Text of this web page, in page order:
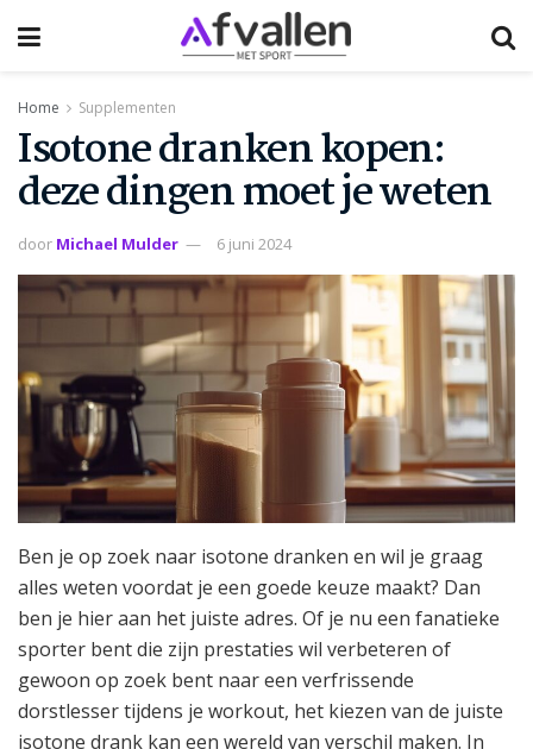
Home Supplementen
Isotone dranken kopen:
deze dingen moet je weten
door Michael Mulder 6 juni 2024
Ben je op zoek naar isotone dranken en wil je graag
alles weten voordat je een goede keuze maakt? Dan
ben je hier aan het juiste adres. Of je nu een fanatieke
sporter bent die zijn prestaties wil verbeteren of
gewoon op zoek bent naar een verfrissende
dorstlesser tijdens je workout, het kiezen van de juiste
isotone drank kan een wereld van verschil maken. In